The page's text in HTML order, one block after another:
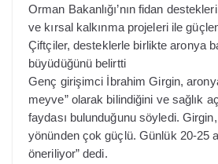
Orman Bakanlığı’nın fidan
ve kırsal kalkınma projeleri ile
Çiftçiler, desteklerle birlikte aronya
büyüdüğünü belirtti
Genç girişimci İbrahim Girgin,
meyve” olarak bilindiğini ve sağlık
faydası bulunduğunu söyledi.
yönünden çok güçlü. Günlük 20-25
öneriliyor” dedi.